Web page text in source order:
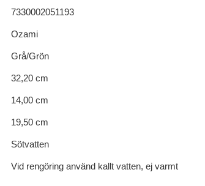
7330002051193
Ozami
Grå/Grön
32,20 cm
14,00 cm
19,50 cm
Sötvatten
Vid rengöring använd kallt vatten, ej varmt